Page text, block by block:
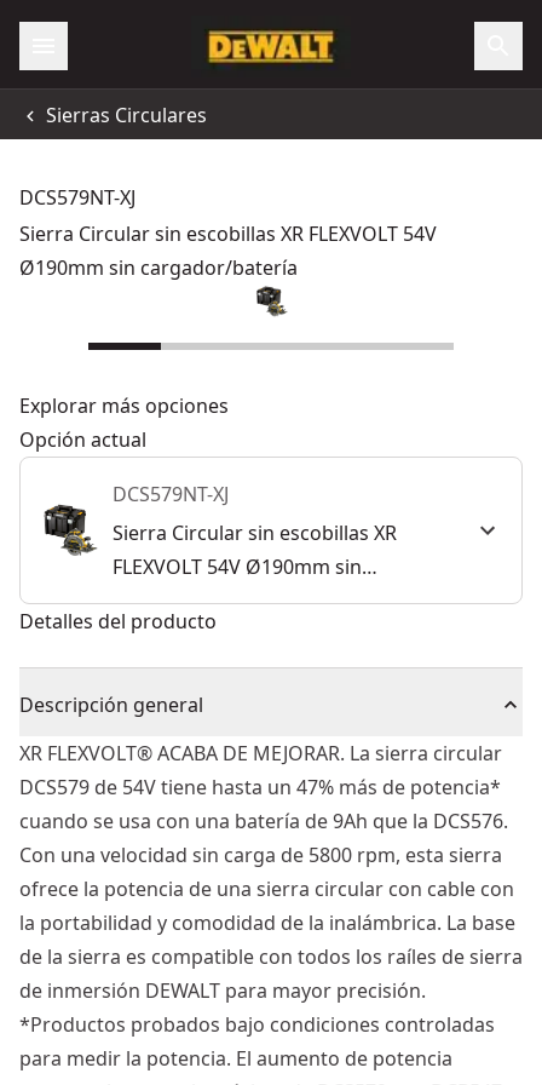
Sierras Circulares
DCS579NT-XJ
Sierra Circular sin escobillas XR FLEXVOLT 54V
Ø190mm sin cargador/batería
Explorar más opciones
Opción actual
DCS579NT-XJ
Sierra Circular sin escobillas XR
FLEXVOLT 54V Ø190mm sin
cargador/batería
Detalles del producto
Descripción general
XR FLEXVOLT® ACABA DE MEJORAR. La sierra circular
DCS579 de 54V tiene hasta un 47% más de potencia*
cuando se usa con una batería de 9Ah que la DCS576.
Con una velocidad sin carga de 5800 rpm, esta sierra
ofrece la potencia de una sierra circular con cable con
la portabilidad y comodidad de la inalámbrica. La base
de la sierra es compatible con todos los raíles de sierra
de inmersión DEWALT para mayor precisión.
*Productos probados bajo condiciones controladas
para medir la potencia. El aumento de potencia